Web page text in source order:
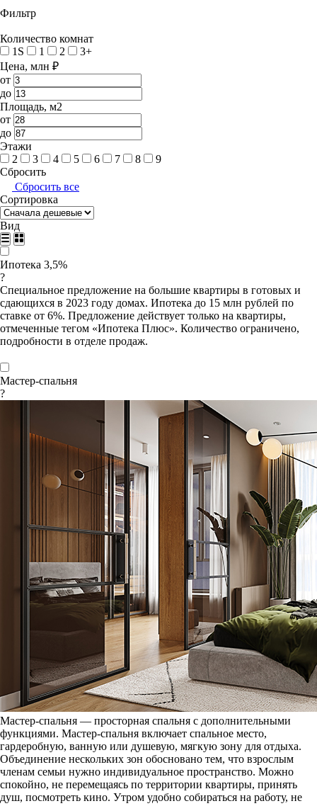
Фильтр
Количество комнат
1S
1 2
3+
Цена, млн ₽
от
до
Площадь, м2
от
до
Этажи
2
3 4 5 6 7 8
9
Сбросить
Сбросить все
Сортировка
Вид
Ипотека 3,5%
?
Специальное предложение на большие квартиры в готовых и
сдающихся в 2023 году домах. Ипотека до 15 млн рублей по
ставке от 6%. Предложение действует только на квартиры,
отмеченные тегом «Ипотека Плюс». Количество ограничено,
подробности в отделе продаж.
Мастер-спальня
?
Мастер-спальня — просторная спальня с дополнительными
функциями. Мастер-спальня включает спальное место,
гардеробную, ванную или душевую, мягкую зону для отдыха.
Объединение нескольких зон обосновано тем, что взрослым
членам семьи нужно индивидуальное пространство. Можно
спокойно, не перемещаясь по территории квартиры, принять
душ, посмотреть кино. Утром удобно собираться на работу, не